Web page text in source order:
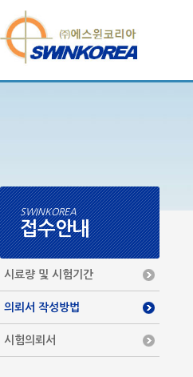
SWINKOREA
접수안내
시료량 및 시험기간
의뢰서 작성방법
시험의뢰서